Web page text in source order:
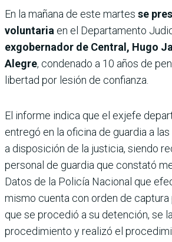
En la mañana de este martes se
voluntaria en el Departamento
exgobernador de Central, Hugo
Alegre, condenado a 10 años de
libertad por lesión de confianza.
El informe indica que el exjefe
entregó en la oficina de guardia a las
a disposición de la justicia, siendo
personal de guardia que constató
Datos de la Policía Nacional que
mismo cuenta con orden de captura
que se procedió a su detención, se
procedimiento y realizó el